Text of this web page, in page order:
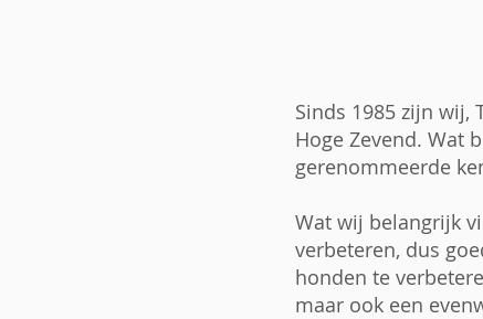
Sinds 1985 zijn wij,
Hoge Zevend. Wat
gerenommeerde
Wat wij belangrijk
verbeteren, dus
honden te
maar ook een